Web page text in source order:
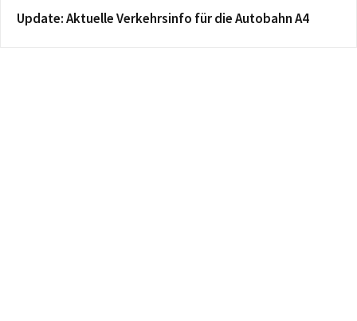
Update: Aktuelle Verkehrsinfo für die Autobahn A4